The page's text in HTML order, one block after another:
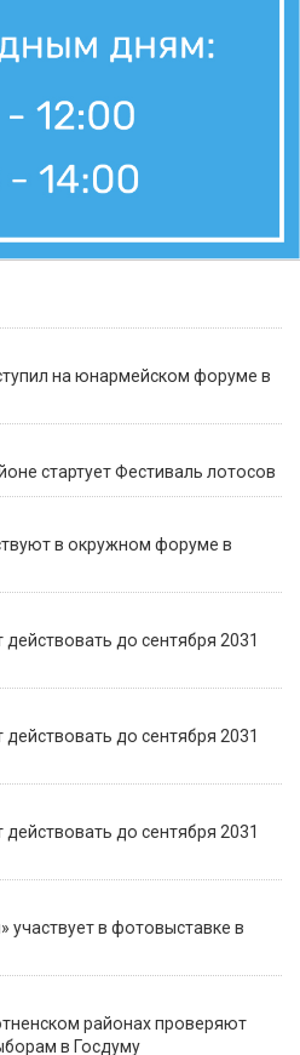
на юнармейском форуме в
стартует Фестиваль лотосов
в окружном форуме в
до сентября 2031
до сентября 2031
до сентября 2031
участвует в фотовыставке в
районах проверяют
в Госдуму